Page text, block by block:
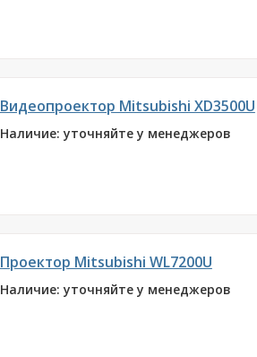
Видеопроектор Mitsubishi XD3500U
Наличие: уточняйте у менеджеров
Проектор Mitsubishi WL7200U
Наличие: уточняйте у менеджеров